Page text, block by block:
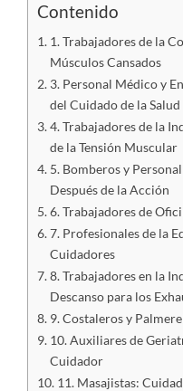
Contenido
1. Trabajadores de la
Músculos Cansados
3. Personal Médico y
del Cuidado de la Salud
4. Trabajadores de la
de la Tensión Muscular
5. Bomberos y
Después de la Acción
6. Trabajadores de
7. Profesionales de la
Cuidadores
8. Trabajadores en la
Descanso para los
9. Costaleros y
10. Auxiliares de
Cuidador
11. Masajistas: